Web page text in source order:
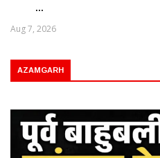
...
Aug 7, 2026
AZAMGARH